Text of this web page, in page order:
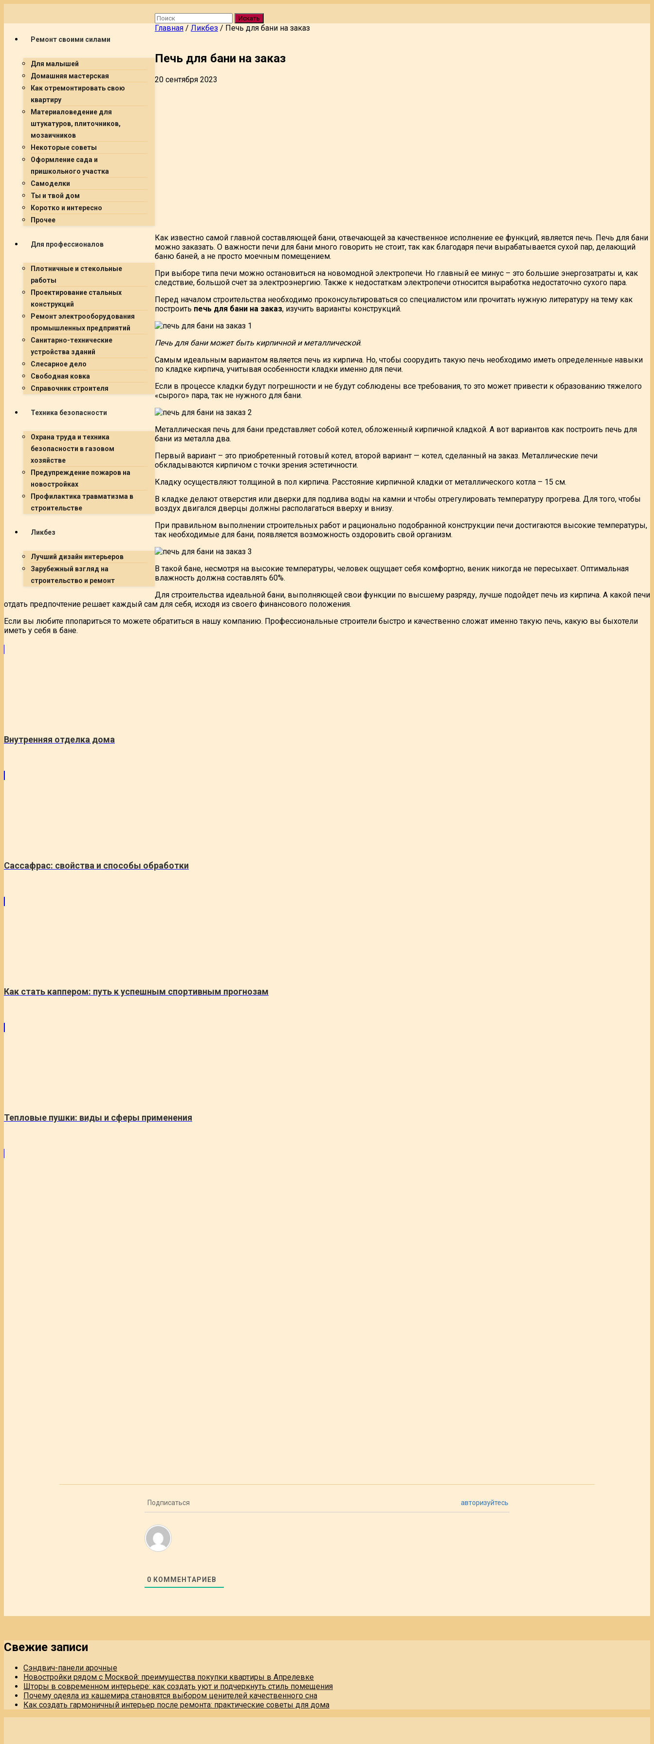
Ремонт своими силами
Для малышей
Домашняя мастерская
Как отремонтировать свою
квартиру
Материаловедение для
штукатуров, плиточников,
мозаичников
Некоторые советы
Оформление сада и
пришкольного участка
Самоделки
Ты и твой дом
Коротко и интересно
Прочее
Для профессионалов
Плотничные и стекольные
работы
Проектирование стальных
конструкций
Ремонт электрооборудования
промышленных предприятий
Санитарно-технические
устройства зданий
Слесарное дело
Свободная ковка
Справочник строителя
Техника безопасности
Охрана труда и техника
безопасности в газовом
хозяйстве
Предупреждение пожаров на
новостройках
Профилактика травматизма в
строительстве
Ликбез
Лучший дизайн интерьеров
Зарубежный взгляд на
строительство и ремонт
Искать
Главная / Ликбез / Печь для бани на заказ
Печь для бани на заказ
20 сентября 2023
Как известно самой главной составляющей бани, отвечающей за качественное исполнение ее функций, является печь. Печь для бани
можно заказать. О важности печи для бани много говорить не стоит, так как благодаря печи вырабатывается сухой пар, делающий
баню баней, а не просто моечным помещением.
При выборе типа печи можно остановиться на новомодной электропечи. Но главный ее минус – это большие энергозатраты и, как
следствие, большой счет за электроэнергию. Также к недостаткам электропечи относится выработка недостаточно сухого пара.
Перед началом строительства необходимо проконсультироваться со специалистом или прочитать нужную литературу на тему как
построить печь для бани на заказ, изучить варианты конструкций.
Печь для бани может быть кирпичной и металлической.
Самым идеальным вариантом является печь из кирпича. Но, чтобы соорудить такую печь необходимо иметь определенные навыки
по кладке кирпича, учитывая особенности кладки именно для печи.
Если в процессе кладки будут погрешности и не будут соблюдены все требования, то это может привести к образованию тяжелого
«сырого» пара, так не нужного для бани.
Металлическая печь для бани представляет собой котел, обложенный кирпичной кладкой. А вот вариантов как построить печь для
бани из металла два.
Первый вариант – это приобретенный готовый котел, второй вариант — котел, сделанный на заказ. Металлические печи
обкладываются кирпичом с точки зрения эстетичности.
Кладку осуществляют толщиной в пол кирпича. Расстояние кирпичной кладки от металлического котла – 15 см.
В кладке делают отверстия или дверки для подлива воды на камни и чтобы отрегулировать температуру прогрева. Для того, чтобы
воздух двигался дверцы должны располагаться вверху и внизу.
При правильном выполнении строительных работ и рационально подобранной конструкции печи достигаются высокие температуры,
так необходимые для бани, появляется возможность оздоровить свой организм.
В такой бане, несмотря на высокие температуры, человек ощущает себя комфортно, веник никогда не пересыхает. Оптимальная
влажность должна составлять 60%.
Для строительства идеальной бани, выполняющей свои функции по высшему разряду, лучше подойдет печь из кирпича. А какой печи
отдать предпочтение решает каждый сам для себя, исходя из своего финансового положения.
Если вы любите ппопариться то можете обратиться в нашу компанию. Профессиональные строители быстро и качественно сложат именно такую печь, какую вы быхотели
иметь у себя в бане.
Внутренняя отделка дома
Сассафрас: свойства и способы обработки
Как стать каппером: путь к успешным спортивным прогнозам
Тепловые пушки: виды и сферы применения
Подписаться авторизуйтесь
0 КОММЕНТАРИЕВ
Свежие записи
Сэндвич-панели арочные
Новостройки рядом с Москвой: преимущества покупки квартиры в Апрелевке
Шторы в современном интерьере: как создать уют и подчеркнуть стиль помещения
Почему одеяла из кашемира становятся выбором ценителей качественного сна
Как создать гармоничный интерьер после ремонта: практические советы для дома